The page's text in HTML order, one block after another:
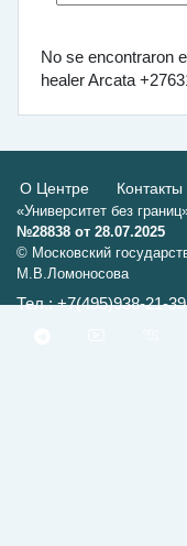
No se encontraron
healer Arcata
О Центре Контакты
«Университет без
№28838 от 28.07.2025
© Московский
М.В.Ломоносова
Тел.: +7(495)938-21-39